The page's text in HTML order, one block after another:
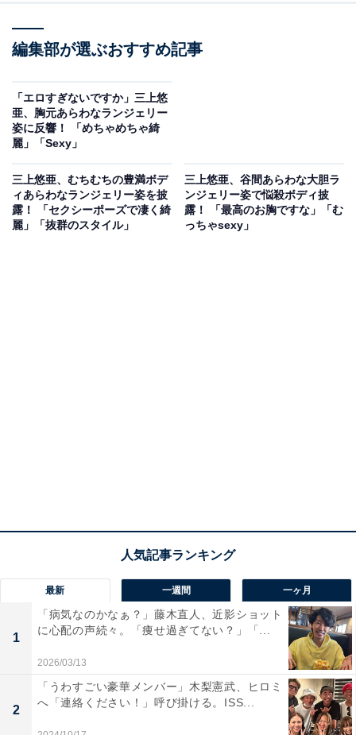
編集部が選ぶおすすめ記事
「エロすぎないですか」三上悠
亜、胸元あらわなランジェリー
姿に反響！ 「めちゃめちゃ綺
麗」「Sexy」
三上悠亜、むちむちの豊満ボデ
ィあらわなランジェリー姿を披
露！ 「セクシーポーズで凄く綺
麗」「抜群のスタイル」
三上悠亜、谷間あらわな大胆ラ
ンジェリー姿で悩殺ボディ披
露！ 「最高のお胸ですな」「む
っちゃsexy」
最新 一週間 一ヶ月
1
「病気なのかなぁ？」藤木直人、近影ショット
に心配の声続々。「痩せ過ぎてない？」「...
2026/03/13
2
「うわすごい豪華メンバー」木梨憲武、ヒロミ
へ「連絡ください！」呼び掛ける。ISS...